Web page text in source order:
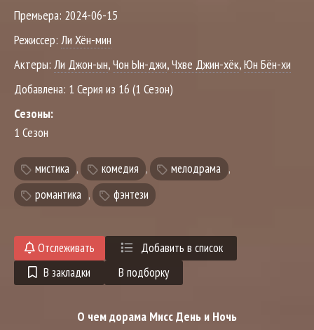
Премьера: 2024-06-15
Режиссер: Ли Хён-мин
Актеры: Ли Джон-ын,Чон Ын-джи,Чхве Джин-хёк,Юн Бён-хи
Добавлена: 1 Серия из 16 (1 Сезон)
Сезоны:
1 Сезон
мистика , комедия , мелодрама ,
романтика , фэнтези
Отслеживать
Добавить в список
В закладки
В подборку
О чем дорама Мисс День и Ночь